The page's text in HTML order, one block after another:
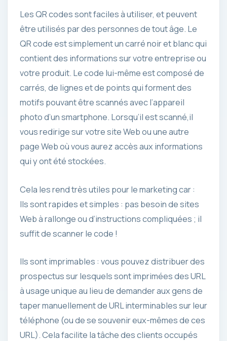
Les QR codes sont faciles à utiliser, et peuvent
être utilisés par des personnes de tout âge. Le
QR code est simplement un carré noir et blanc qui
contient des informations sur votre entreprise ou
votre produit. Le code lui-même est composé de
carrés, de lignes et de points qui forment des
motifs pouvant être scannés avec l’appareil
photo d’un smartphone. Lorsqu’il est scanné,il
vous redirige sur votre site Web ou une autre
page Web où vous aurez accès aux informations
qui y ont été stockées.
Cela les rend très utiles pour le marketing car :
Ils sont rapides et simples : pas besoin de sites
Web à rallonge ou d’instructions compliquées ; il
suffit de scanner le code !
Ils sont imprimables : vous pouvez distribuer des
prospectus sur lesquels sont imprimées des URL
à usage unique au lieu de demander aux gens de
taper manuellement de URL interminables sur leur
téléphone (ou de se souvenir eux-mêmes de ces
URL). Cela facilite la tâche des clients occupés